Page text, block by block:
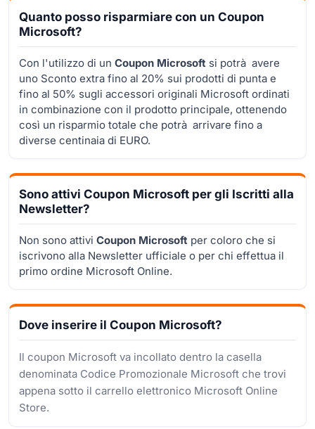
Quanto posso risparmiare con un Coupon
Microsoft?
Con l'utilizzo di un Coupon Microsoft si potrà avere
uno Sconto extra fino al 20% sui prodotti di punta e
fino al 50% sugli accessori originali Microsoft ordinati
in combinazione con il prodotto principale, ottenendo
così un risparmio totale che potrà arrivare fino a
diverse centinaia di EURO.
Sono attivi Coupon Microsoft per gli Iscritti alla
Newsletter?
Non sono attivi Coupon Microsoft per coloro che si
iscrivono alla Newsletter ufficiale o per chi effettua il
primo ordine Microsoft Online.
Dove inserire il Coupon Microsoft?
Il coupon Microsoft va incollato dentro la casella
denominata Codice Promozionale Microsoft che trovi
appena sotto il carrello elettronico Microsoft Online
Store.